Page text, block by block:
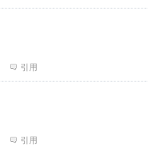
引用
引用